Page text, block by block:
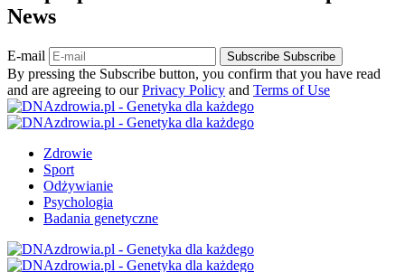
News
E-mail Subscribe Subscribe
By pressing the Subscribe button, you confirm that you have read
and are agreeing to ourPrivacy Policy and Terms of Use
Zdrowie
Sport
Odżywianie
Psychologia
Badania genetyczne